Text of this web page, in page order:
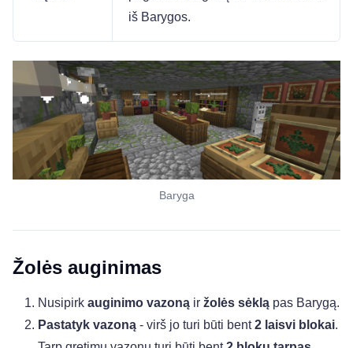
iš Barygos.
Baryga
Žolės auginimas
Nusipirk auginimo vazoną ir žolės sėklą pas Barygą.
Pastatyk vazoną - virš jo turi būti bent2 laisvi blokai.